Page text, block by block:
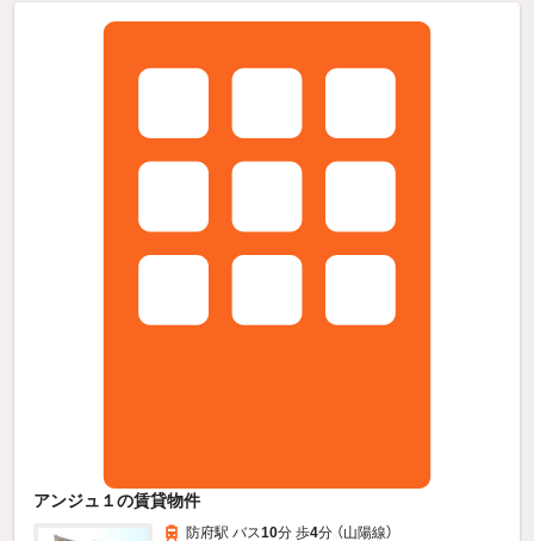
アンジュ１の賃貸物件
防府駅 バス10分 歩4分 （山陽線）